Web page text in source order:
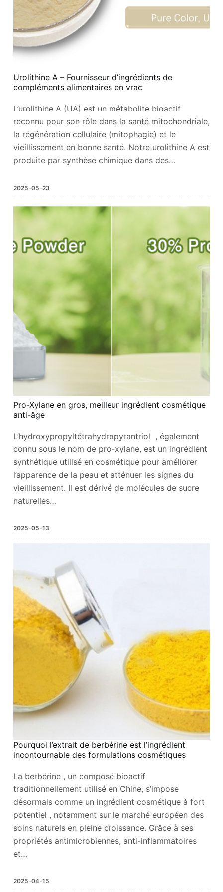
Urolithine A – Fournisseur d’ingrédients de
compléments alimentaires en vrac
L’urolithine A (UA) est un métabolite bioactif
reconnu pour son rôle dans la santé mitochondriale,
la régénération cellulaire (mitophagie) et le
vieillissement en bonne santé. Notre urolithine A est
produite par synthèse chimique dans des…
2025-05-23
Pro-Xylane en gros, meilleur ingrédient cosmétique
anti-âge
L’hydroxypropyltétrahydropyrantriol , également
connu sous le nom de pro-xylane, est un ingrédient
synthétique utilisé en cosmétique pour améliorer
l’apparence de la peau et atténuer les signes du
vieillissement. Il est dérivé de molécules de sucre
naturelles…
2025-05-13
Pourquoi l’extrait de berbérine est l’ingrédient
incontournable des formulations cosmétiques
La berbérine , un composé bioactif
traditionnellement utilisé en Chine, s’impose
désormais comme un ingrédient cosmétique à fort
potentiel , notamment sur le marché européen des
soins naturels en pleine croissance. Grâce à ses
propriétés antimicrobiennes, anti-inflammatoires
et…
2025-04-15